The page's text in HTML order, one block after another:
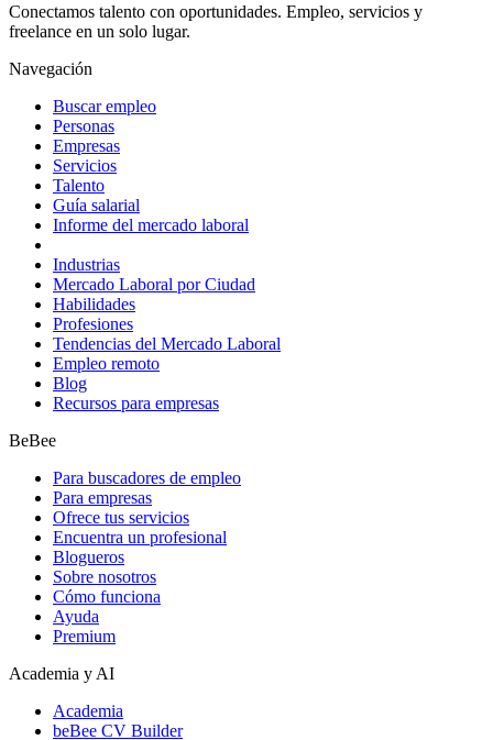
Conectamos talento con oportunidades. Empleo, servicios y
freelance en un solo lugar.
Navegación
Buscar empleo
Personas
Empresas
Servicios
Talento
Guía salarial
Informe del mercado laboral
Industrias
Mercado Laboral por Ciudad
Habilidades
Profesiones
Tendencias del Mercado Laboral
Empleo remoto
Blog
Recursos para empresas
BeBee
Para buscadores de empleo
Para empresas
Ofrece tus servicios
Encuentra un profesional
Blogueros
Sobre nosotros
Cómo funciona
Ayuda
Premium
Academia y AI
Academia
beBee CV Builder